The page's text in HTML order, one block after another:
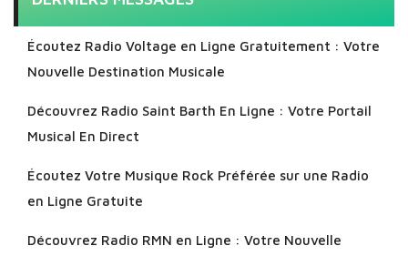
Écoutez Radio Voltage en Ligne Gratuitement : Votre
Nouvelle Destination Musicale
Découvrez Radio Saint Barth En Ligne : Votre Portail
Musical En Direct
Écoutez Votre Musique Rock Préférée sur une Radio
en Ligne Gratuite
Découvrez Radio RMN en Ligne : Votre Nouvelle